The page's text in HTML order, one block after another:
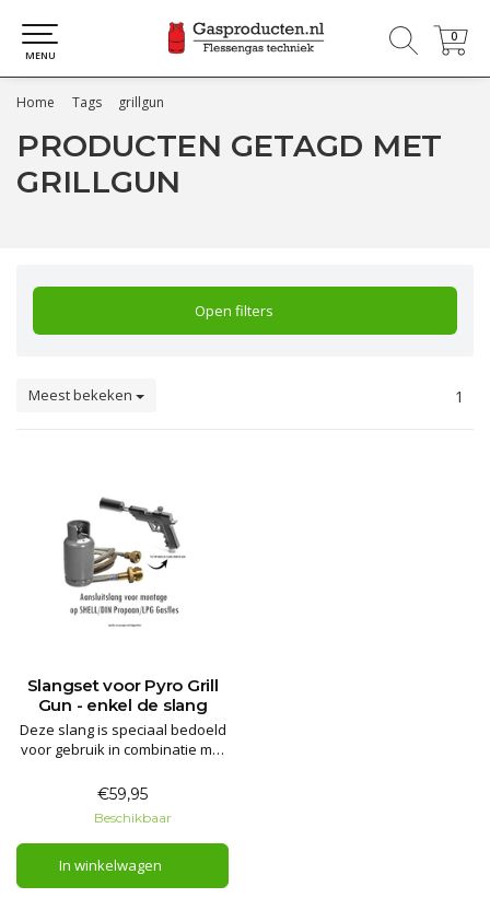
0
0
MENU
Home Tags grillgun
PRODUCTEN GETAGD MET
GRILLGUN
Open filters
Meest bekeken 1
Slangset voor Pyro Grill
Gun - enkel de slang
Deze slang is speciaal bedoeld
voor gebruik in combinatie met
Pyro Grill Gun, maar wil je hem
gebruiken op een grotere
propaanfles in plaats van met
de Bernzomatic
wegwerpflessen? Dan is dit
precies wat je nodig hebt.
€59,95
Beschikbaar
In winkelwagen